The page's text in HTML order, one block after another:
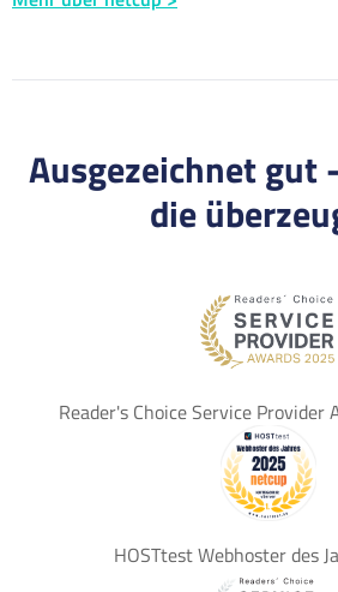
Ausgezeichnet gut
die
Reader's Choice Service Provider
HOSTtest Webhoster des